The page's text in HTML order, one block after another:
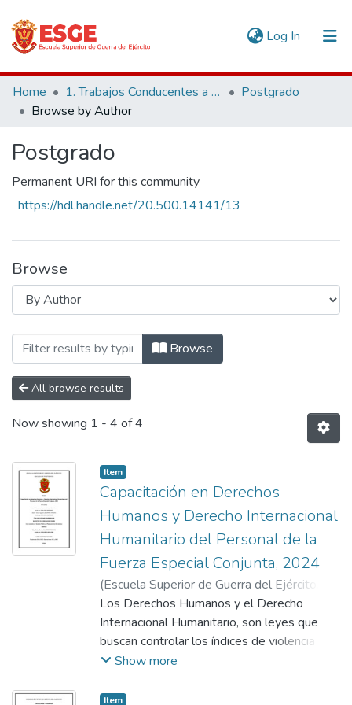
Log In (current)
Communities & Collections
All of DSpace
Home 1. Trabajos Conducentes a Grados y Títulos
Postgrado
Browse by Author
Postgrado
Permanent URI for this community
https://hdl.handle.net/20.500.14141/13
Browse
Browsing Postgrado by Author
Browse
All browse results
Now showing 1 - 4 of 4
Item
Capacitación en Derechos
Humanos y Derecho Internacional
Humanitario del Personal de la
Fuerza Especial Conjunta, 2024
(Escuela Superior de Guerra del Ejército.
Escuela de Posgrado,2024-12-16)
Guerra, Alexander Valentín;Zegarra Vargas,
Oscar Agustín;Alarcón Rosado, Walter
Benito
Los Derechos Humanos y el Derecho
Internacional Humanitario, son leyes que
buscan controlar los índices de violencia en
los conflictos; sin embargo, actualmente, las
hibridas que no las respetan; una estas
Show more
Item